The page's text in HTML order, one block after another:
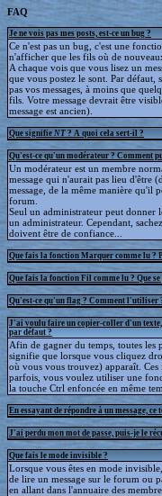
FAQ
Je ne vois pas mes posts, est-ce un bug ?
Ce n'est pas un bug, c'est une
n'afficher que les fils où de
A chaque vois que vous lisez un
que vous postez le sont. Par défaut,
pas vos messages, à moins que
fils. Votre message devrait être
message est ancien).
Que signifie NT ? A quoi cela sert-il ?
Qu'est-ce qu'un modérateur ? Comment
Un modérateur est un membre
message qui n'aurait pas lieu d'être
message, de la même manière qu'il
forum.
Seul un administrateur peut donner
un administrateur. Cependant,
doivent être de confiance...
Que fais la fonction Marquer comme lu ?
Que fais la fonction Fil comme lu ? Que
Qu'est-ce qu'un flag ? Comment l'utiliser
J'ai voulu faire un copier-coller d'un texte,
par défaut ?
Afin de gagner du temps, toutes les
signifie que lorsque vous cliquez
où vous vous trouvez) apparaît. Ces
parfois, vous voulez utiliser une
la touche Ctrl enfoncée en même
En essayant de répondre à un message, ce
J'ai perdu mon mot de passe, puis-je le
Que fais le mode invisible ?
Lorsque vous êtes en mode
de lire un message sur le forum ou
en allant dans l'annuaire des